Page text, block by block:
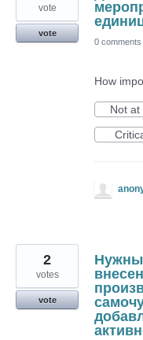
vote
vote
0 comments
How
Not at
Нужны
2
votes
vote